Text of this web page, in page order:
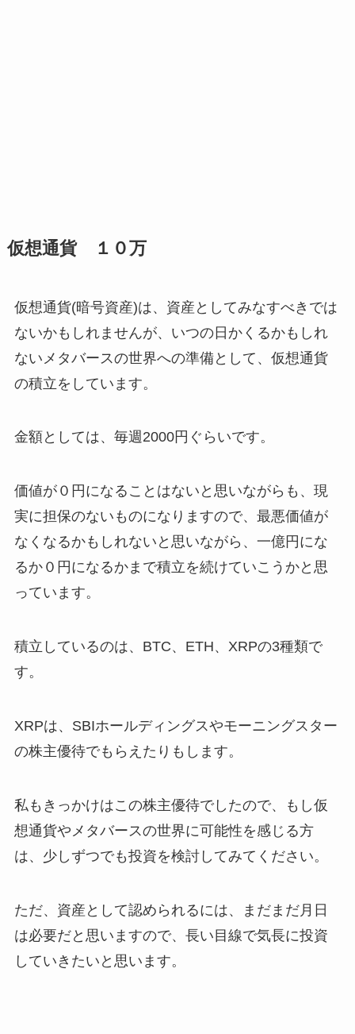
仮想通貨 １０万
仮想通貨(暗号資産)は、資産としてみなすべきでは
ないかもしれませんが、いつの日かくるかもしれ
ないメタバースの世界への準備として、仮想通貨
の積立をしています。
金額としては、毎週2000円ぐらいです。
価値が０円になることはないと思いながらも、現
実に担保のないものになりますので、最悪価値が
なくなるかもしれないと思いながら、一億円にな
るか０円になるかまで積立を続けていこうかと思
っています。
積立しているのは、BTC、ETH、XRPの3種類で
す。
XRPは、SBIホールディングスやモーニングスター
の株主優待でもらえたりもします。
私もきっかけはこの株主優待でしたので、もし仮
想通貨やメタバースの世界に可能性を感じる方
は、少しずつでも投資を検討してみてください。
ただ、資産として認められるには、まだまだ月日
は必要だと思いますので、長い目線で気長に投資
していきたいと思います。